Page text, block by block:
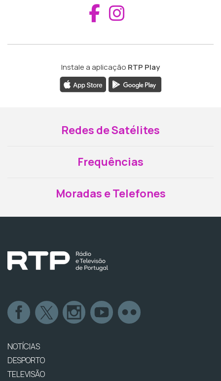
Aceder ao
Instale a aplicação RTP Play
Redes de Satélites
Frequências
Moradas e Telefones
NOTÍCIAS
DESPORTO
TELEVISÃO